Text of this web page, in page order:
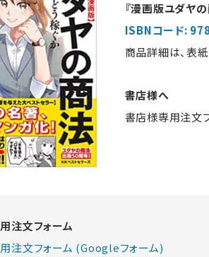
『漫画版ユダヤ
ISBNコード:
商品詳細は、表
書店様へ
書店様専用注文
注文フォーム
注文フォーム (Googleフォーム)